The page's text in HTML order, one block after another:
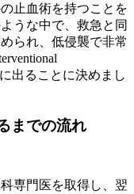
止血術を持つことを
うな中で、救急と同
られ、低侵襲で非常
出ることに決めまし
までの流れ
専門医を取得し、翌